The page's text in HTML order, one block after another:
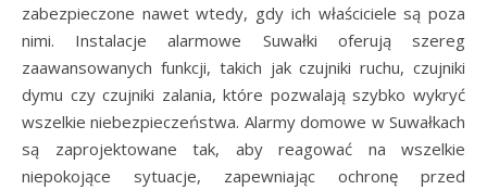
zabezpieczone nawet wtedy, gdy ich właściciele są poza
nimi. Instalacje alarmowe Suwałki oferują szereg
zaawansowanych funkcji, takich jak czujniki ruchu, czujniki
dymu czy czujniki zalania, które pozwalają szybko wykryć
wszelkie niebezpieczeństwa. Alarmy domowe w Suwałkach
są zaprojektowane tak, aby reagować na wszelkie
niepokojące sytuacje, zapewniając ochronę przed